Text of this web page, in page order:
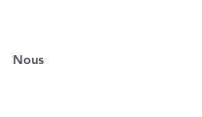
Nous